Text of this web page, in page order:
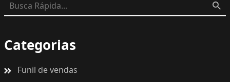
Categorias
Funil de vendas